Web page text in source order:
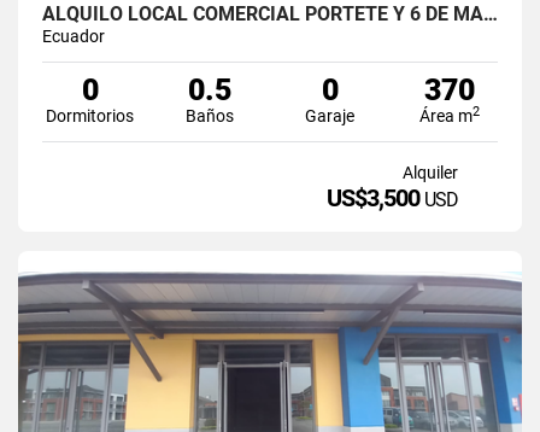
ALQUILO LOCAL COMERCIAL PORTETE Y 6 DE MARZO GUAYAQUIL (SAMIB)
Ecuador
0
Dormitorios
0.5
Baños
0
Garaje
370
Área m2
Alquiler
US$3,500 USD